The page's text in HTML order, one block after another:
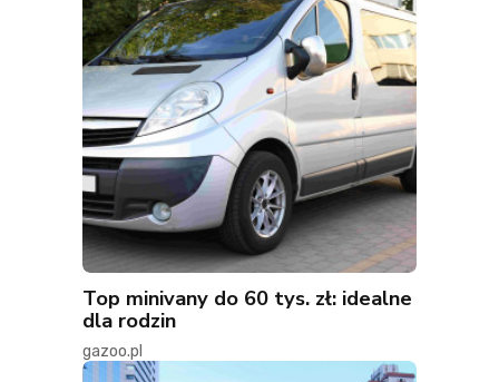
Top minivany do 60 tys. zł: idealne
dla rodzin
gazoo.pl